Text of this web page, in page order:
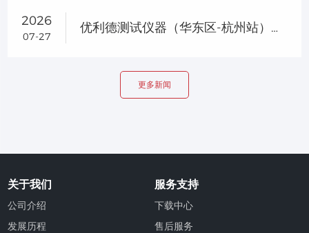
2026
07-27
优利德测试仪器（华东区-杭州站）产品交流会圆满落幕
更多新闻
关于我们
公司介绍
发展历程
服务支持
下载中心
售后服务